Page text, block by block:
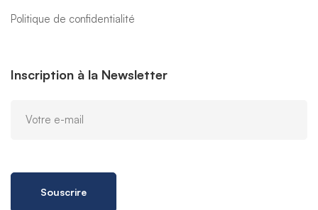
Politique de confidentialité
Inscription à la Newsletter
Souscrire